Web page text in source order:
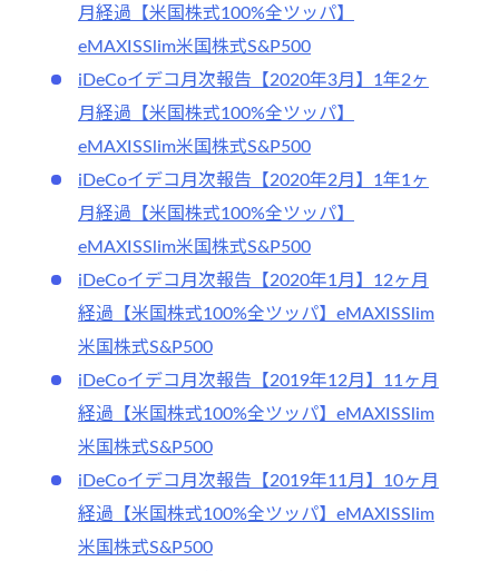
月経過【米国株式100%全ツッパ】
eMAXISSlim米国株式S&P500
iDeCoイデコ月次報告【2020年3月】1年2ヶ
月経過【米国株式100%全ツッパ】
eMAXISSlim米国株式S&P500
iDeCoイデコ月次報告【2020年2月】1年1ヶ
月経過【米国株式100%全ツッパ】
eMAXISSlim米国株式S&P500
iDeCoイデコ月次報告【2020年1月】12ヶ月
経過【米国株式100%全ツッパ】eMAXISSlim
米国株式S&P500
iDeCoイデコ月次報告【2019年12月】11ヶ月
経過【米国株式100%全ツッパ】eMAXISSlim
米国株式S&P500
iDeCoイデコ月次報告【2019年11月】10ヶ月
経過【米国株式100%全ツッパ】eMAXISSlim
米国株式S&P500